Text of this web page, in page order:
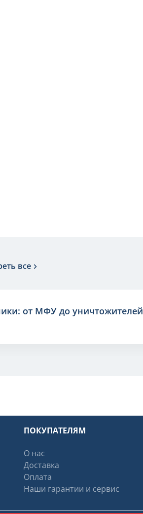
все
от МФУ до уничтожителей
ПОКУПАТЕЛЯМ
О нас
Доставка
Оплата
Наши гарантии и сервис